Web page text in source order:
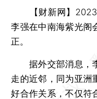
【财新网】
李强在中南海紫光阁
正。
据外交部消息，李
走的近邻，同为亚洲
好合作关系，不仅符